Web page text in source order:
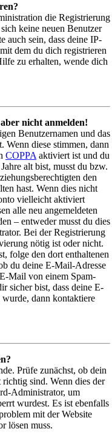
die Registrierung
keine neuen Benutzer
auch sein, dass deine IP-
dem du dich registrieren
zu erhalten, wende dich
nicht anmelden!
Benutzernamen und das
Wenn diese stimmen, dann
COPPA aktiviert ist und du
alt bist, musst du bzw.
den
hast. Wenn dies nicht
vielleicht aktiviert
alle neu angemeldeten
– entweder musst du dies
Bei der Registrierung
nötig ist oder nicht.
folge den dort enthaltenen
du deine E-Mail-Adresse
Mail von einem Spam-
sicher bist, dass deine E-
dann kontaktiere
Prüfe zunächst, ob dein
sind. Wenn dies der
Administrator, um
wurdest. Es ist ebenfalls
mit der Website
lösen muss.